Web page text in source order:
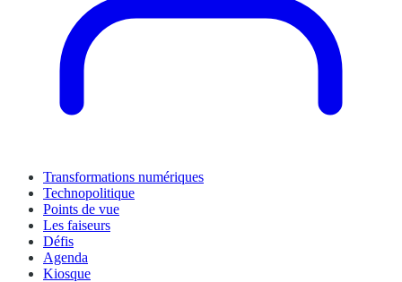
Transformations numériques
Technopolitique
Points de vue
Les faiseurs
Défis
Agenda
Kiosque